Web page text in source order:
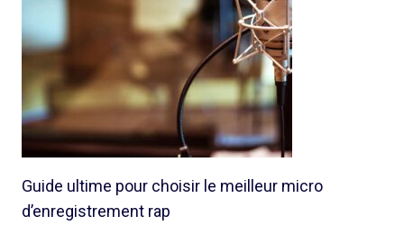
Guide ultime pour choisir le meilleur micro
d’enregistrement rap